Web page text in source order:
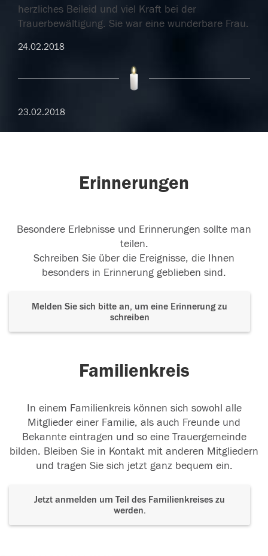
herzliches Beileid und viel Kraft bei der
Trauerbewältigung. Sie war eine wunderbare Frau.
24.02.2018
23.02.2018
Erinnerungen
Besondere Erlebnisse und Erinnerungen sollte man
teilen.
Schreiben Sie über die Ereignisse, die Ihnen
besonders in Erinnerung geblieben sind.
Melden Sie sich bitte an, um eine Erinnerung zu
schreiben
Familienkreis
In einem Familienkreis können sich sowohl alle
Mitglieder einer Familie, als auch Freunde und
Bekannte eintragen und so eine Trauergemeinde
bilden. Bleiben Sie in Kontakt mit anderen Mitgliedern
und tragen Sie sich jetzt ganz bequem ein.
Jetzt anmelden um Teil des Familienkreises zu
werden.